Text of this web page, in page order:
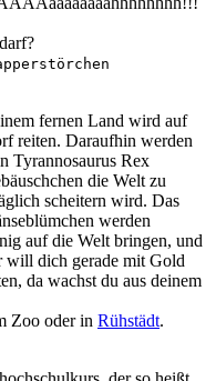
fernen Land wird auf
reiten. Daraufhin werden
Tyrannosaurus Rex
die Welt zu
scheitern wird. Das
werden
auf die Welt bringen, und
will dich gerade mit Gold
da wachst du aus deinem
Zoo oder in Rühstädt.